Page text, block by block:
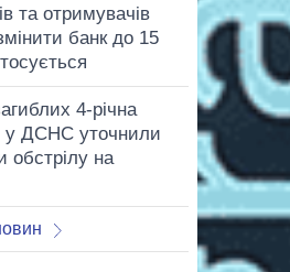
та отримувачів
банк до 15
4-річна
у ДСНС уточнили
обстрілу на